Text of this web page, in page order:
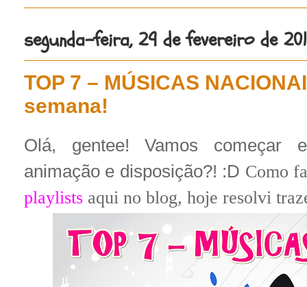
segunda-feira, 29 de fevereiro de
TOP 7 – MÚSICAS
semana!
Olá, gentee! Vamos começar
animação e disposição?! :D Como
playlists aqui no blog, hoje resolvi